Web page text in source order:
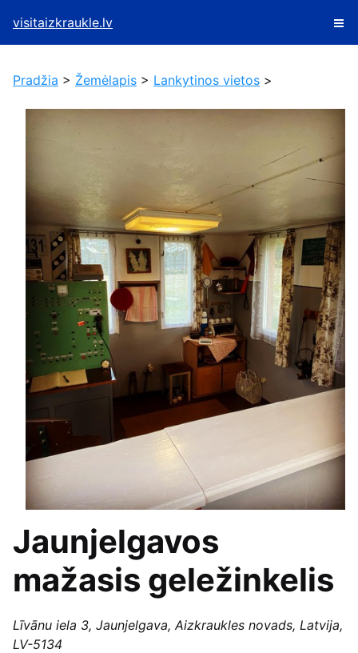
visitaizkraukle.lv
Pradžia > Žemėlapis > Lankytinos vietos >
Jaunjelgavos
mažasis geležinkelis
Līvānu iela 3, Jaunjelgava, Aizkraukles novads, Latvija,
LV-5134